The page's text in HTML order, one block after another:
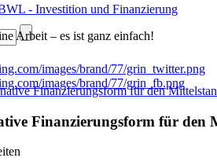
- Investition und Finanzierung
Arbeit – es ist ganz einfach!
Finanzierungsform für den